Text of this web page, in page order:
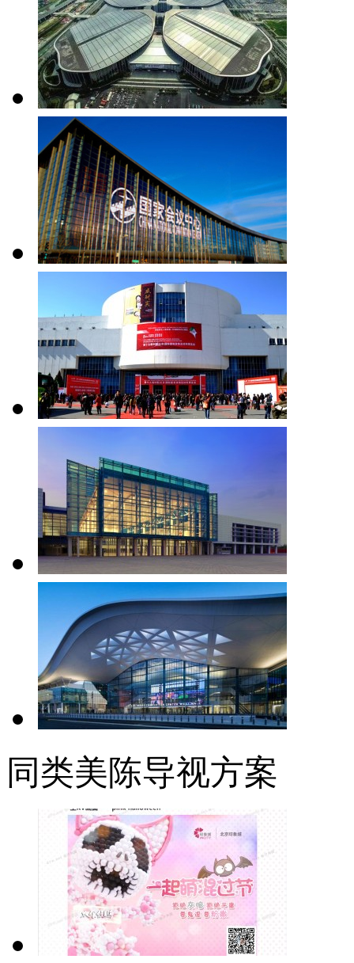
同类美陈导视方案